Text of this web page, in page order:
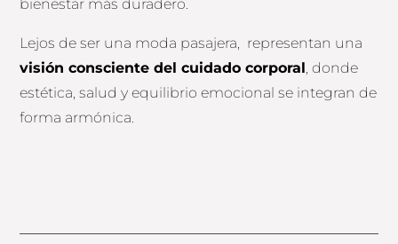
bienestar más duradero.
Lejos de ser una moda pasajera, representan una
visión consciente del cuidado corporal , donde
estética, salud y equilibrio emocional se integran de
forma armónica.